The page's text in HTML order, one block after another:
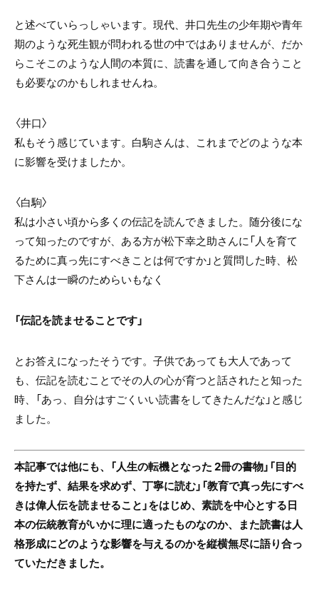
と述べていらっしゃいます。現代、井口先生の少年期や青年
期のような死生観が問われる世の中ではありませんが、だか
らこそこのような人間の本質に、読書を通して向き合うこと
も必要なのかもしれませんね。
〈井口〉
私もそう感じています。白駒さんは、これまでどのような本
に影響を受けましたか。
〈白駒〉
私は小さい頃から多くの伝記を読んできました。随分後にな
って知ったのですが、ある方が松下幸之助さんに「人を育て
るために真っ先にすべきことは何ですか」と質問した時、松
下さんは一瞬のためらいもなく
「伝記を読ませることです」
とお答えになったそうです。子供であっても大人であって
も、伝記を読むことでその人の心が育つと話されたと知った
時、「あっ、自分はすごくいい読書をしてきたんだな」と感じ
ました。
本記事では他にも、「人生の転機となった 2冊の書物」「目的
を持たず、結果を求めず、丁寧に読む」「教育で真っ先にすべ
きは偉人伝を読ませること」をはじめ、素読を中心とする日
本の伝統教育がいかに理に適ったものなのか、また読書は人
格形成にどのような影響を与えるのかを縦横無尽に語り合っ
ていただきました。